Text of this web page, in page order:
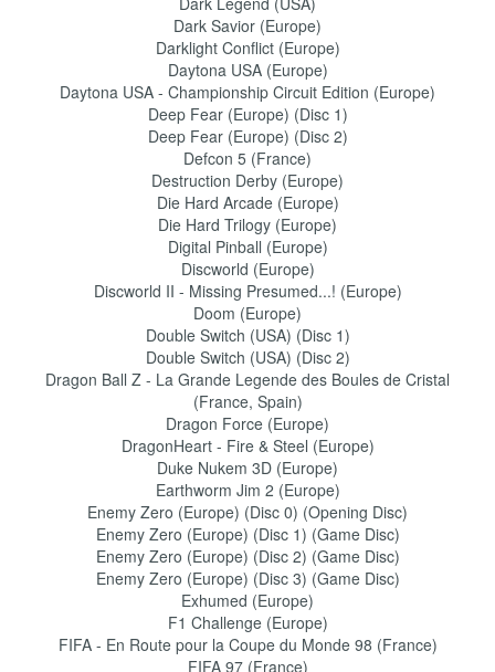
Dark Savior (Europe)
Darklight Conflict (Europe)
Daytona USA (Europe)
Daytona USA - Championship Circuit Edition (Europe)
Deep Fear (Europe) (Disc 1)
Deep Fear (Europe) (Disc 2)
Defcon 5 (France)
Destruction Derby (Europe)
Die Hard Arcade (Europe)
Die Hard Trilogy (Europe)
Digital Pinball (Europe)
Discworld (Europe)
Discworld II - Missing Presumed...! (Europe)
Doom (Europe)
Double Switch (USA) (Disc 1)
Double Switch (USA) (Disc 2)
Dragon Ball Z - La Grande Legende des Boules de Cristal
(France, Spain)
Dragon Force (Europe)
DragonHeart - Fire & Steel (Europe)
Duke Nukem 3D (Europe)
Earthworm Jim 2 (Europe)
Enemy Zero (Europe) (Disc 0) (Opening Disc)
Enemy Zero (Europe) (Disc 1) (Game Disc)
Enemy Zero (Europe) (Disc 2) (Game Disc)
Enemy Zero (Europe) (Disc 3) (Game Disc)
Exhumed (Europe)
F1 Challenge (Europe)
FIFA - En Route pour la Coupe du Monde 98 (France)
FIFA 97 (France)